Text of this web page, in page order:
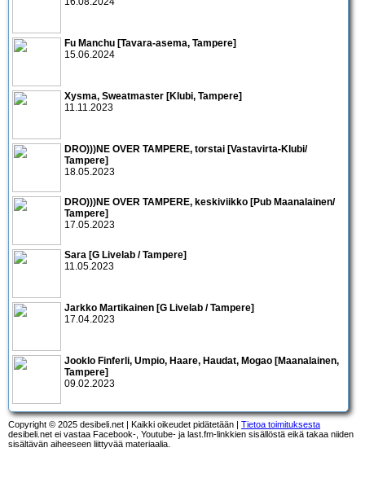
Fu Manchu [Tavara-asema, Tampere]
15.06.2024
Xysma, Sweatmaster [Klubi, Tampere]
11.11.2023
DRO)))NE OVER TAMPERE, torstai [Vastavirta-Klubi/
Tampere]
18.05.2023
DRO)))NE OVER TAMPERE, keskiviikko [Pub Maanalainen/
Tampere]
17.05.2023
Sara [G Livelab / Tampere]
11.05.2023
Jarkko Martikainen [G Livelab / Tampere]
17.04.2023
Jooklo Finferli, Umpio, Haare, Haudat, Mogao [Maanalainen,
Tampere]
09.02.2023
Copyright © 2025 desibeli.net | Kaikki oikeudet pidätetään | Tietoa toimituksesta
desibeli.net ei vastaa Facebook-, Youtube- ja last.fm-linkkien sisällöstä eikä takaa niiden
sisältävän aiheeseen liittyvää materiaalia.